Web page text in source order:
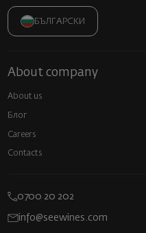
БЪЛГАРСКИ
About company
About us
Блог
Careers
Contacts
0700 20 202
info@seewines.com